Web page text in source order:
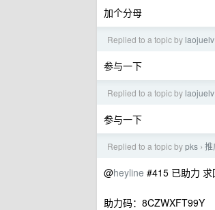
加个分母
Replied to a topic by laojuelv
参与一下
Replied to a topic by laojuelv
参与一下
Replied to a topic bypks › 推
@heyline #415 已助力 求
助力码：8CZWXFT99Y